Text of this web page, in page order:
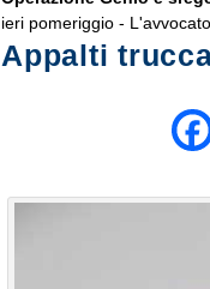
ieri pomeriggio -
Appalti